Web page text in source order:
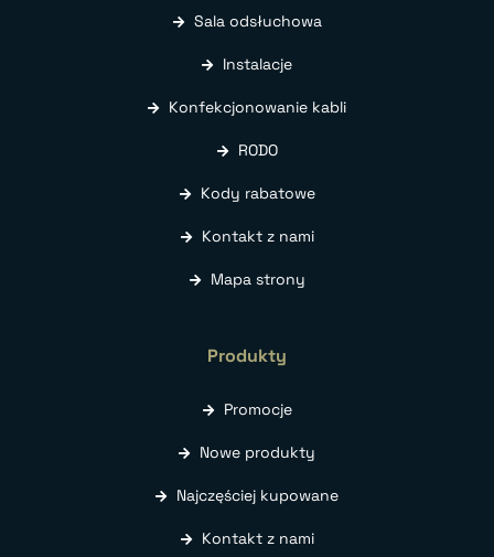
Sala odsłuchowa
Instalacje
Konfekcjonowanie kabli
RODO
Kody rabatowe
Kontakt z nami
Mapa strony
Produkty
Promocje
Nowe produkty
Najczęściej kupowane
Kontakt z nami